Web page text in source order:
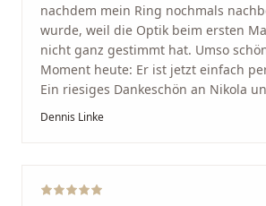
nachdem mein Ring nochmals
wurde, weil die Optik beim ersten
nicht ganz gestimmt hat. Umso
Moment heute: Er ist jetzt einfach
Ein riesiges Dankeschön an Nikola
Vom ersten Termin an wurden wir
Arbeit und seine Kunden wirklich am
Dennis Linke